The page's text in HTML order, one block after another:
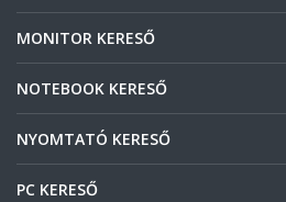
MONITOR KERESŐ
NOTEBOOK KERESŐ
NYOMTATÓ KERESŐ
PC KERESŐ